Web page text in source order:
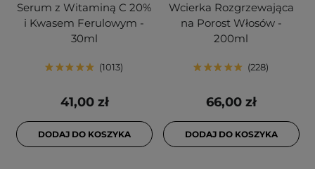
Serum z Witaminą C 20%
i Kwasem Ferulowym -
30ml
1013
41,00 zł
DODAJ DO KOSZYKA
Wcierka Rozgrzewająca
na Porost Włosów -
200ml
228
66,00 zł
DODAJ DO KOSZYKA